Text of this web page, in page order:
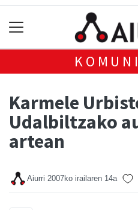
Karmele
Udalbiltzako
artean
Aiurri 2007ko irailaren 14a